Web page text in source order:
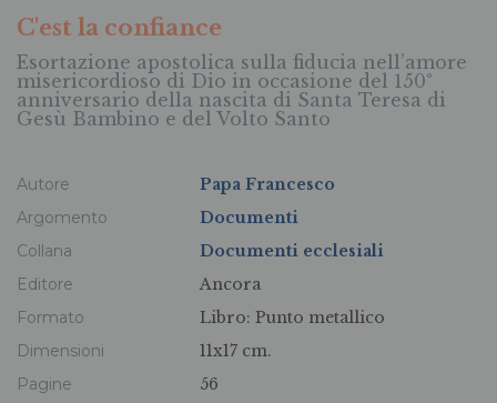
C'est la confiance
Esortazione apostolica sulla fiducia nell’amore
misericordioso di Dio in occasione del 150°
anniversario della nascita di Santa Teresa di
Gesù Bambino e del Volto Santo
Autore
Papa Francesco
Argomento
Documenti
Collana
Documenti ecclesiali
Editore
Ancora
Formato
Libro: Punto metallico
Dimensioni
11x17 cm.
Pagine
56